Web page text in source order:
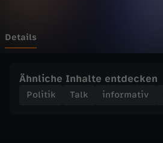
e
-
Details
Ähnliche Inhalte entdecken
Politik Talk informativ